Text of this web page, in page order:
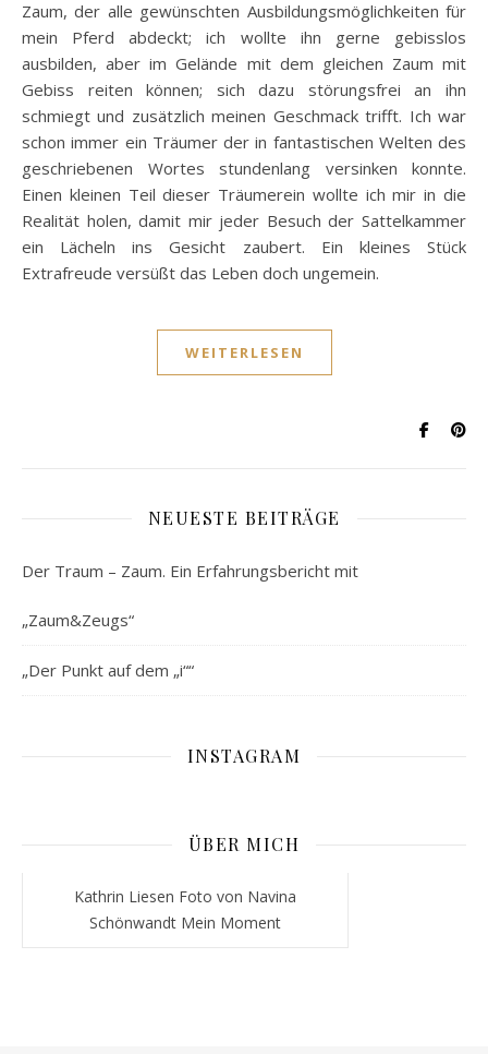
Zaum, der alle gewünschten Ausbildungsmöglichkeiten für
mein Pferd abdeckt; ich wollte ihn gerne gebisslos
ausbilden, aber im Gelände mit dem gleichen Zaum mit
Gebiss reiten können; sich dazu störungsfrei an ihn
schmiegt und zusätzlich meinen Geschmack trifft. Ich war
schon immer ein Träumer der in fantastischen Welten des
geschriebenen Wortes stundenlang versinken konnte.
Einen kleinen Teil dieser Träumerein wollte ich mir in die
Realität holen, damit mir jeder Besuch der Sattelkammer
ein Lächeln ins Gesicht zaubert. Ein kleines Stück
Extrafreude versüßt das Leben doch ungemein.
WEITERLESEN
NEUESTE BEITRÄGE
Der Traum – Zaum. Ein Erfahrungsbericht mit
„Zaum&Zeugs“
„Der Punkt auf dem „i““
INSTAGRAM
ÜBER MICH
Kathrin Liesen Foto von Navina
Schönwandt Mein Moment